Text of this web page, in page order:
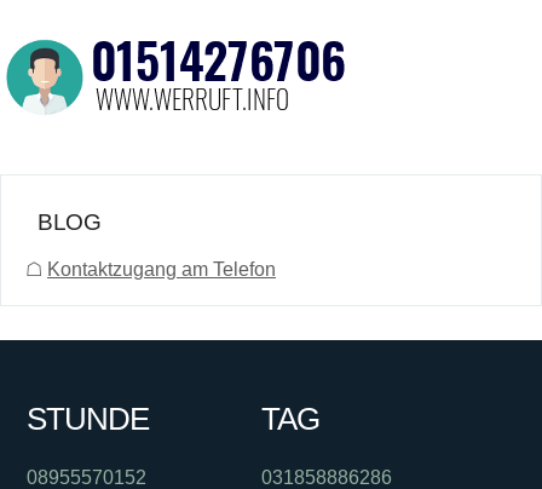
BLOG
☖ Kontaktzugang am Telefon
STUNDE
08955570152
TAG
031858886286